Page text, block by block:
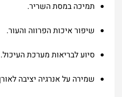
תמיכה במסת השריר.
שיפור איכות הפרווה והעור.
סיוע לבריאות מערכת העיכול.
שמירה על אנרגיה יציבה